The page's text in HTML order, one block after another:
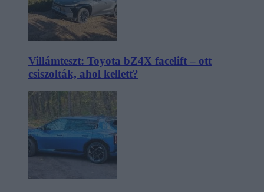
Villámteszt: Toyota bZ4X facelift – ott
csiszolták, ahol kellett?